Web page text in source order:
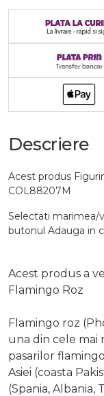
Descriere
Acest produs
COL88207M
Selectati marimea/
butonul Adauga in
Acest produs a
Flamingo Roz
Flamingo roz
una din cele mai
pasarilor
Asiei (coasta
(Spania, Albania,